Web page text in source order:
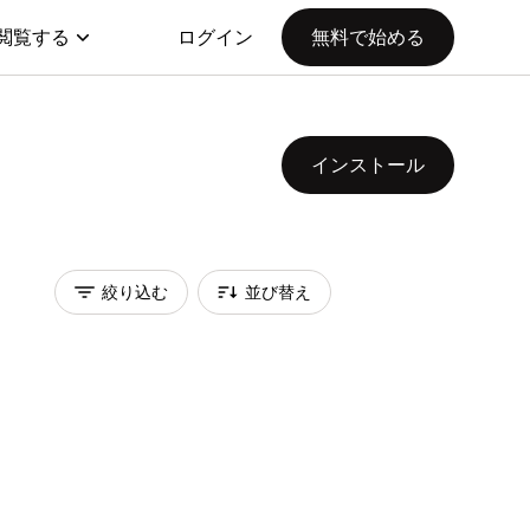
覧する ログイン 無料で始める
インストール
絞り込む 並び替え